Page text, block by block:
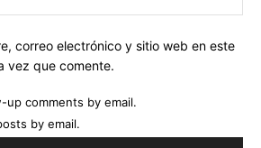
correo electrónico y sitio web en este
vez que comente.
comments by email.
by email.